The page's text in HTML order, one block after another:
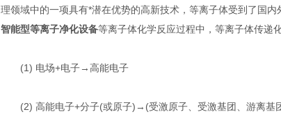
理领域中的一项具有*潜在优势的高新技术，等离子体受到了国内
智能型等离子净化设备等离子体化学反应过程中，等离子体传递
(1) 电场+电子→高能电子
(2) 高能电子+分子(或原子)→(受激原子、受激基团、游离基